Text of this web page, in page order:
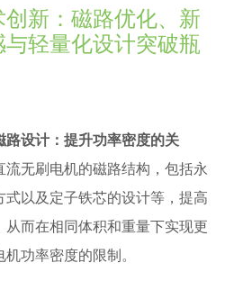
新：磁路优化、新
轻量化设计突破瓶
路设计：提升功率密度的关
无刷电机的磁路结构，包括永
以及定子铁芯的设计等，提高
而在相同体积和重量下实现更
功率密度的限制。